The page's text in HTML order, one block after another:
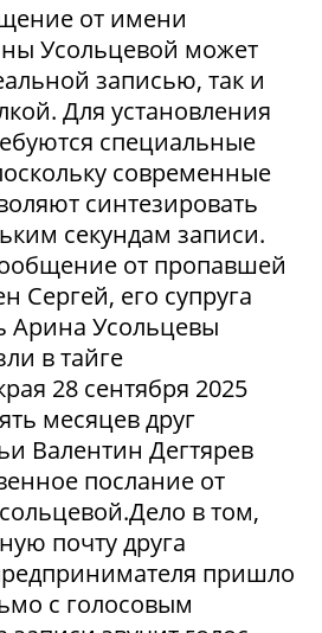
от имени
Усольцевой может
записью, так и
Для установления
специальные
современные
синтезировать
секундам записи.
от пропавшей
Сергей, его супруга
Арина Усольцевы
в тайге
28 сентября 2025
месяцев друг
Валентин Дегтярев
послание от
в том,
почту друга
пришло
с голосовым